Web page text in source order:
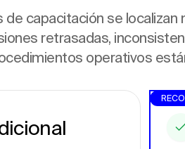
de capacitación se
retrasadas,
operativos